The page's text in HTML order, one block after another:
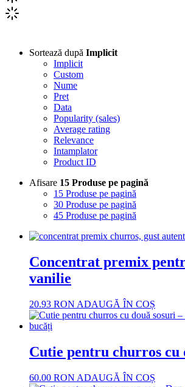
Sortează după Implicit
Implicit
Custom
Nume
Pret
Data
Popularity (sales)
Average rating
Relevance
Intamplator
Product ID
Afisare 15 Produse pe pagină
15 Produse pe pagină
30 Produse pe pagină
45 Produse pe pagină
Concentrat premix
vanilie
20.93 RON ADAUGĂ ÎN COȘ
Cutie pentru churros cu
60.00 RON ADAUGĂ ÎN COȘ